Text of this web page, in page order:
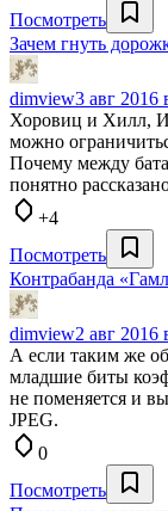
Посмотреть
Зачем гнуть
dimview3 авг 2016
Хоровиц и Хилл,
можно
Почему между
понятно
+4
Посмотреть
Контрабанда
dimview2 авг 2016
А если таким же
младшие биты
не поменяется и
JPEG.
0
Посмотреть